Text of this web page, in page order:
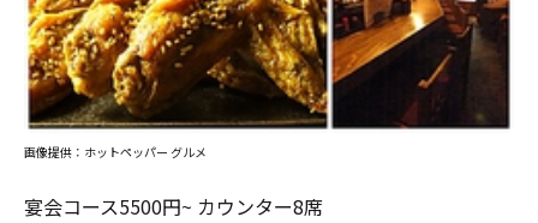
宴会コース5500円~ カウンター8席
画像提供：ホットペッパー グルメ